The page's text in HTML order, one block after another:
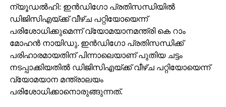
ന്യൂഡല്‍ഹി: ഇന്‍ഡിഗോ പ്രതിസന്ധിയില്‍
ഡിജിസിഎയ്ക്ക് വീഴ്ച പറ്റിയോയെന്ന്
പരിശോധിക്കുമെന്ന് വ്യോമയാനമന്ത്രി കെ റാം
മോഹന്‍ നായിഡു. ഇന്‍ഡിഗോ പ്രതിസന്ധിക്ക്
പരിഹാരമായതിന് പിന്നാലെയാണ് പുതിയ ചട്ടം
നടപ്പാക്കിയതില്‍ ഡിജിസിഎയ്ക്ക് വീഴ്ച പറ്റിയോയെന്ന്
വ്യോമയാന മന്ത്രാലയം
പരിശോധിക്കാനൊരുങ്ങുന്നത്.